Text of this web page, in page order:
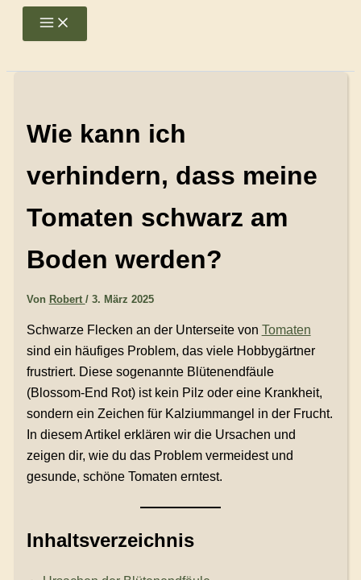
Inhalt
Main
Wie kann ich
verhindern, dass meine
Tomaten schwarz am
Boden werden?
Von Robert / 3. März 2025
Schwarze Flecken an der Unterseite von Tomaten
sind ein häufiges Problem, das viele Hobbygärtner
frustriert. Diese sogenannte Blütenendfäule
(Blossom-End Rot) ist kein Pilz oder eine Krankheit,
sondern ein Zeichen für Kalziummangel in der Frucht.
In diesem Artikel erklären wir die Ursachen und
zeigen dir, wie du das Problem vermeidest und
gesunde, schöne Tomaten erntest.
Inhaltsverzeichnis